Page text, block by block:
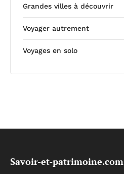
Grandes villes à découvrir
Voyager autrement
Voyages en solo
Savoir-et-patrimoine.com